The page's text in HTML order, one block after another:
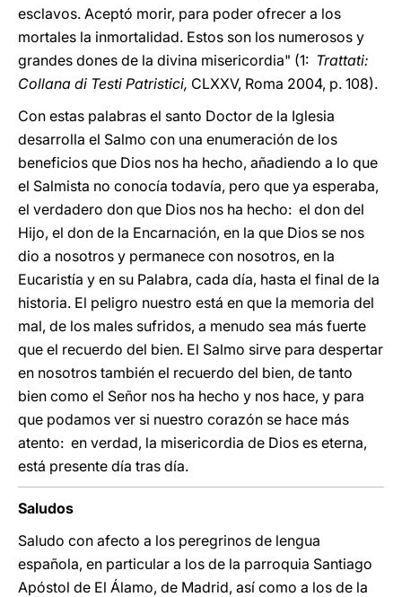
esclavos. Aceptó morir, para poder ofrecer a los
mortales la inmortalidad. Estos son los numerosos y
grandes dones de la divina misericordia" (1: Trattati:
Collana di Testi Patristici, CLXXV, Roma 2004, p. 108).
Con estas palabras el santo Doctor de la Iglesia
desarrolla el Salmo con una enumeración de los
beneficios que Dios nos ha hecho, añadiendo a lo que
el Salmista no conocía todavía, pero que ya esperaba,
el verdadero don que Dios nos ha hecho: el don del
Hijo, el don de la Encarnación, en la que Dios se nos
dio a nosotros y permanece con nosotros, en la
Eucaristía y en su Palabra, cada día, hasta el final de la
historia. El peligro nuestro está en que la memoria del
mal, de los males sufridos, a menudo sea más fuerte
que el recuerdo del bien. El Salmo sirve para despertar
en nosotros también el recuerdo del bien, de tanto
bien como el Señor nos ha hecho y nos hace, y para
que podamos ver si nuestro corazón se hace más
atento: en verdad, la misericordia de Dios es eterna,
está presente día tras día.
Saludos
Saludo con afecto a los peregrinos de lengua
española, en particular a los de la parroquia Santiago
Apóstol de El Álamo, de Madrid, así como a los de la